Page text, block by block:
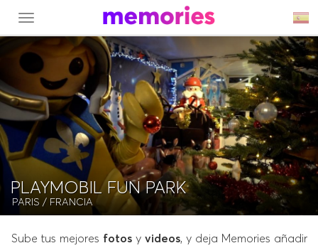
MENU
PLAYMOBIL FUN PARK
PARIS / FRANCIA
Sube tus mejores fotosy videos, y deja Memories añadir